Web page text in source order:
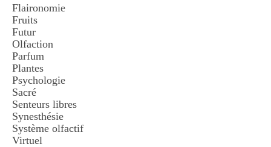
Flaironomie
Fruits
Futur
Olfaction
Parfum
Plantes
Psychologie
Sacré
Senteurs libres
Synesthésie
Système olfactif
Virtuel